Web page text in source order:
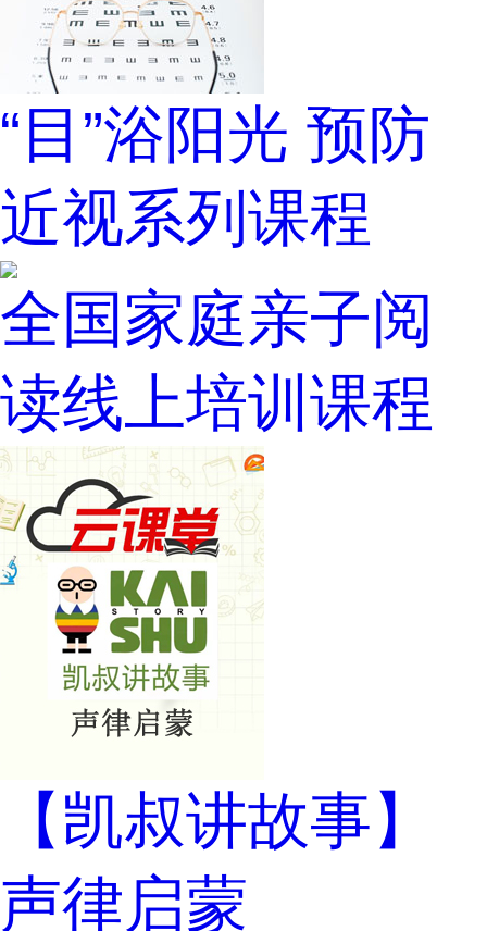
“目”浴阳光 预防
近视系列课程
全国家庭亲子阅
读线上培训课程
【凯叔讲故事】
声律启蒙